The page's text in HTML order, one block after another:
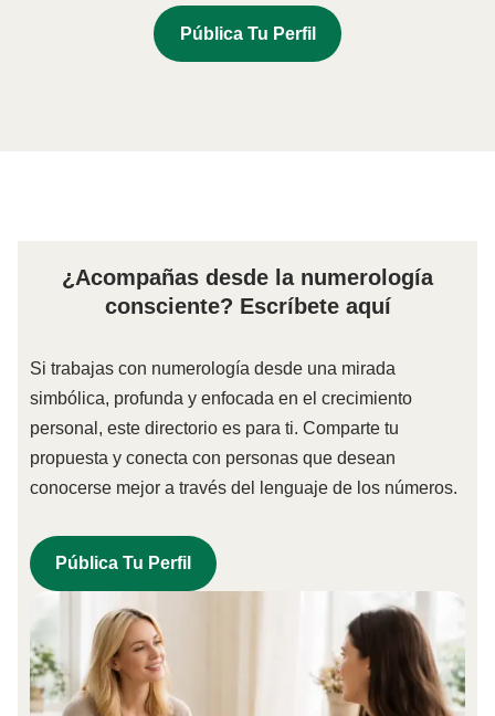
Pública Tu Perfil
¿Acompañas desde la numerología
consciente? Escríbete aquí
Si trabajas con numerología desde una mirada
simbólica, profunda y enfocada en el crecimiento
personal, este directorio es para ti. Comparte tu
propuesta y conecta con personas que desean
conocerse mejor a través del lenguaje de los números.
Pública Tu Perfil